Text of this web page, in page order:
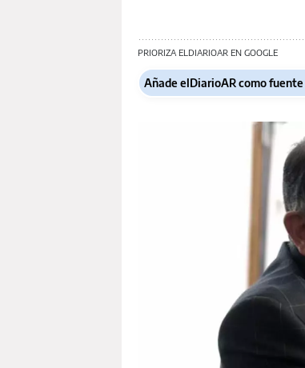
PRIORIZA ELDIARIOAR EN GOOGLE
Añade elDiarioAR como